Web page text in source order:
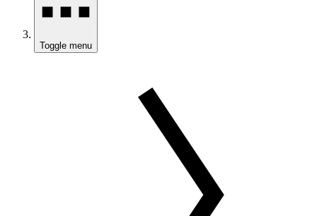
Toggle menu